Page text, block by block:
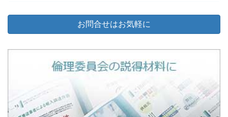
お問合せはお気軽に